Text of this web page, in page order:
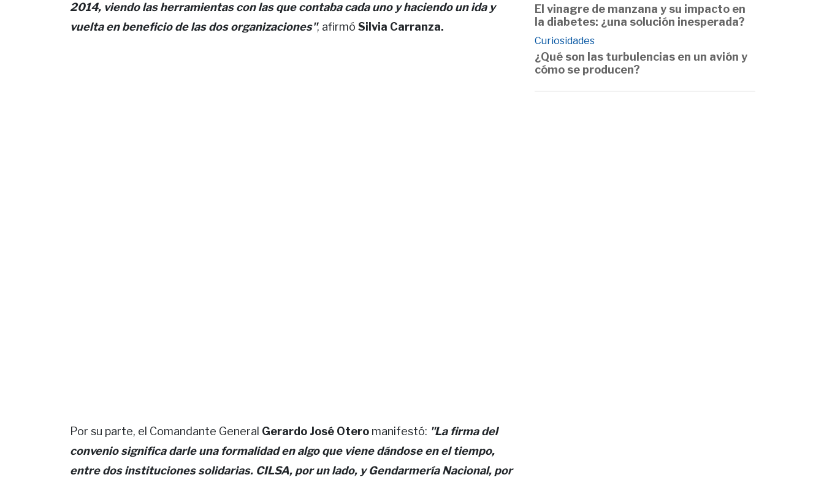
2014, viendo las herramientas con las que contaba cada uno y haciendo un ida y
vuelta en beneficio de las dos organizaciones", afirmó Silvia Carranza.
Por su parte, el Comandante General Gerardo José Otero manifestó: "La firma del
convenio significa darle una formalidad en algo que viene dándose en el tiempo,
entre dos instituciones solidarias. CILSA, por un lado, y Gendarmería Nacional, por
El vinagre de manzana y su impacto en
la diabetes: ¿una solución inesperada?
Curiosidades
¿Qué son las turbulencias en un avión y
cómo se producen?